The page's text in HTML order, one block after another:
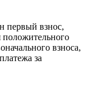
первый взнос,
положительного
взноса,
за